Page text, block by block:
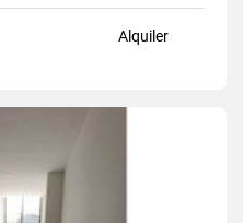
Alquiler